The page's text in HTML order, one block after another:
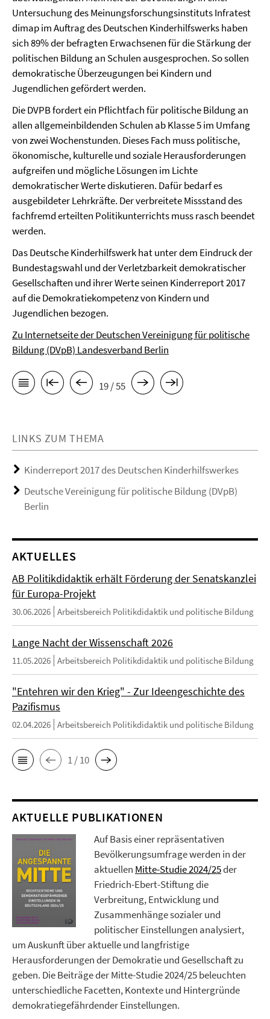
Untersuchung des Meinungsforschungsinstituts Infratest
dimap im Auftrag des Deutschen Kinderhilfswerks haben
sich 89% der befragten Erwachsenen für die Stärkung der
politischen Bildung an Schulen ausgesprochen. So sollen
demokratische Überzeugungen bei Kindern und
Jugendlichen gefördert werden.
Die DVPB fordert ein Pflichtfach für politische Bildung an
allen allgemeinbildenden Schulen ab Klasse 5 im Umfang
von zwei Wochenstunden. Dieses Fach muss politische,
ökonomische, kulturelle und soziale Herausforderungen
aufgreifen und mögliche Lösungen im Lichte
demokratischer Werte diskutieren. Dafür bedarf es
ausgebildeter Lehrkräfte. Der verbreitete Missstand des
fachfremd erteilten Politikunterrichts muss rasch beendet
werden.
Das Deutsche Kinderhilfswerk hat unter dem Eindruck der
Bundestagswahl und der Verletzbarkeit demokratischer
Gesellschaften und ihrer Werte seinen Kinderreport 2017
auf die Demokratiekompetenz von Kindern und
Jugendlichen bezogen.
Zu Internetseite der Deutschen Vereinigung für politische
Bildung (DVpB) Landesverband Berlin
19 / 55
LINKS ZUM THEMA
Kinderreport 2017 des Deutschen Kinderhilfswerkes
Deutsche Vereinigung für politische Bildung (DVpB)
Berlin
AKTUELLES
AB Politikdidaktik erhält Förderung der Senatskanzlei
für Europa-Projekt
30.06.2026 Arbeitsbereich Politikdidaktik und politische Bildung
Lange Nacht der Wissenschaft 2026
11.05.2026 Arbeitsbereich Politikdidaktik und politische Bildung
"Entehren wir den Krieg" - Zur Ideengeschichte des
Pazifismus
02.04.2026 Arbeitsbereich Politikdidaktik und politische Bildung
1 / 10
AKTUELLE PUBLIKATIONEN
Auf Basis einer repräsentativen
Bevölkerungsumfrage werden in der
aktuellen Mitte-Studie 2024/25der
Friedrich-Ebert-Stiftung die
Verbreitung, Entwicklung und
Zusammenhänge sozialer und
politischer Einstellungen analysiert,
um Auskunft über aktuelle und langfristige
Herausforderungen der Demokratie und Gesellschaft zu
geben. Die Beiträge der Mitte-Studie 2024/25 beleuchten
unterschiedliche Facetten, Kontexte und Hintergründe
demokratiegefährdender Einstellungen.